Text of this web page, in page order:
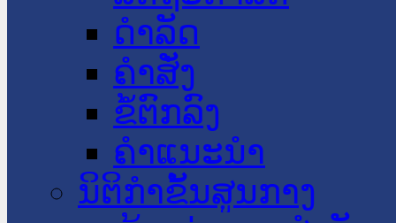
ດໍາລັດ
ຄໍາສັ່ງ
ຂໍ້ຕົກລົງ
ຄໍາແນະນໍາ
ນິຕິກຳຂັ້ນສູນກາງ